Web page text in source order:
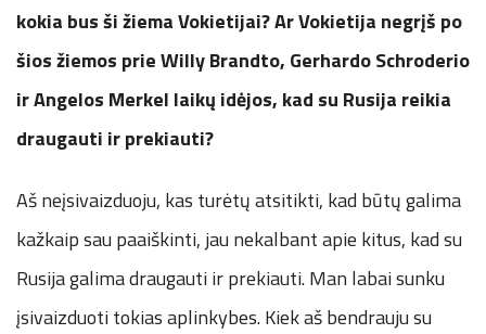
kokia bus ši žiema Vokietijai? Ar Vokietija negrįš po
šios žiemos prie Willy Brandto, Gerhardo Schroderio
ir Angelos Merkel laikų idėjos, kad su Rusija reikia
draugauti ir prekiauti?
Aš neįsivaizduoju, kas turėtų atsitikti, kad būtų galima
kažkaip sau paaiškinti, jau nekalbant apie kitus, kad su
Rusija galima draugauti ir prekiauti. Man labai sunku
įsivaizduoti tokias aplinkybes. Kiek aš bendrauju su